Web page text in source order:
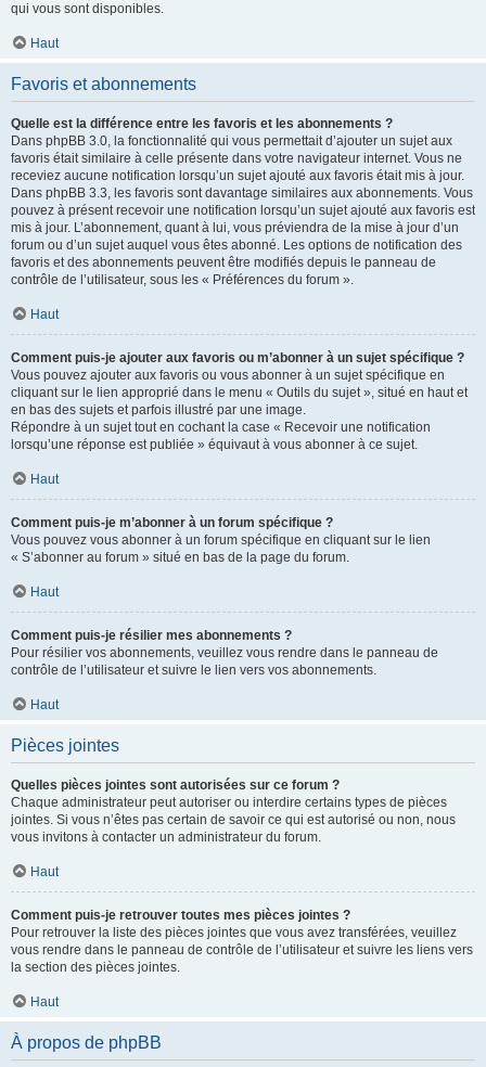
qui vous sont disponibles.
Haut
Favoris et abonnements
Quelle est la différence entre les favoris et les abonnements ?
Dans phpBB 3.0, la fonctionnalité qui vous permettait d’ajouter un sujet aux
favoris était similaire à celle présente dans votre navigateur internet. Vous ne
receviez aucune notification lorsqu’un sujet ajouté aux favoris était mis à jour.
Dans phpBB 3.3, les favoris sont davantage similaires aux abonnements. Vous
pouvez à présent recevoir une notification lorsqu’un sujet ajouté aux favoris est
mis à jour. L’abonnement, quant à lui, vous préviendra de la mise à jour d’un
forum ou d’un sujet auquel vous êtes abonné. Les options de notification des
favoris et des abonnements peuvent être modifiés depuis le panneau de
contrôle de l’utilisateur, sous les « Préférences du forum ».
Haut
Comment puis-je ajouter aux favoris ou m’abonner à un sujet spécifique ?
Vous pouvez ajouter aux favoris ou vous abonner à un sujet spécifique en
cliquant sur le lien approprié dans le menu « Outils du sujet », situé en haut et
en bas des sujets et parfois illustré par une image.
Répondre à un sujet tout en cochant la case « Recevoir une notification
lorsqu’une réponse est publiée » équivaut à vous abonner à ce sujet.
Haut
Comment puis-je m’abonner à un forum spécifique ?
Vous pouvez vous abonner à un forum spécifique en cliquant sur le lien
« S’abonner au forum » situé en bas de la page du forum.
Haut
Comment puis-je résilier mes abonnements ?
Pour résilier vos abonnements, veuillez vous rendre dans le panneau de
contrôle de l’utilisateur et suivre le lien vers vos abonnements.
Haut
Pièces jointes
Quelles pièces jointes sont autorisées sur ce forum ?
Chaque administrateur peut autoriser ou interdire certains types de pièces
jointes. Si vous n’êtes pas certain de savoir ce qui est autorisé ou non, nous
vous invitons à contacter un administrateur du forum.
Haut
Comment puis-je retrouver toutes mes pièces jointes ?
Pour retrouver la liste des pièces jointes que vous avez transférées, veuillez
vous rendre dans le panneau de contrôle de l’utilisateur et suivre les liens vers
la section des pièces jointes.
Haut
À propos de phpBB